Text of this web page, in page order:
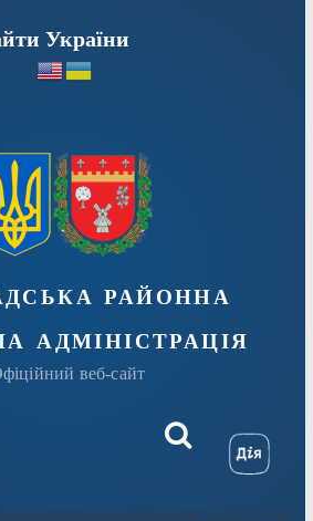
України
районна
адміністрація
веб-сайт